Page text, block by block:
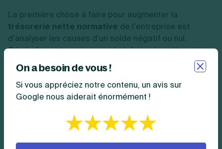
La première chose à faire pour augmenter la
trésorerie nette normative de l’entreprise est
d’analyser les causes d’un solde négatif ou nul.
Généralement, ce manque de trésorerie nette, voire
son absence, provient d’un déséquilibre entre le
besoin de fonds de roulement et le fonds de
roulement net.
dégager un fonds de roulement net suffisant pour
couvrir les besoins de l’entreprise. Or, plusieurs
explications sont possibles.
On a besoin de vous !
Si vous appréciez notre contenu, un avis sur
Google nous aiderait énormément !